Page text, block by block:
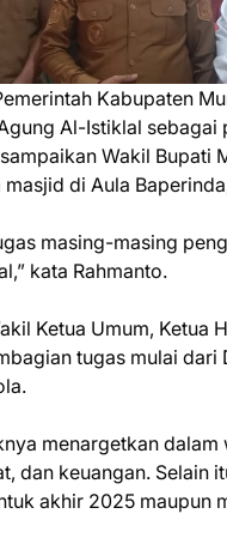
Kabupaten
Al-Istiklal sebagai
Wakil Bupati
di Aula
masing-masing
kata Rahmanto.
Ketua Umum, Ketua
tugas mulai dari
menargetkan
dan keuangan. Selain
akhir 2025 maupun